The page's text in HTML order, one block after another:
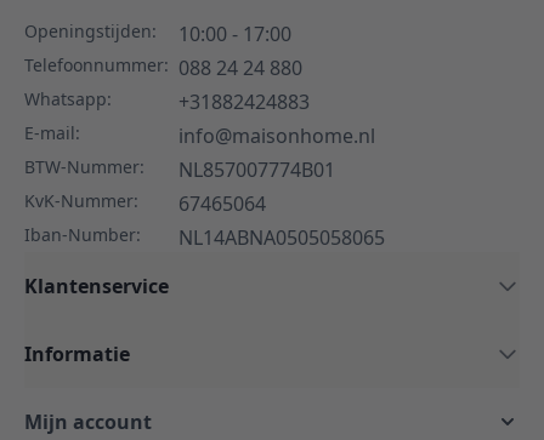
Openingstijden: 10:00 - 17:00
Telefoonnummer: 088 24 24 880
Whatsapp: +31882424883
E-mail: info@maisonhome.nl
BTW-Nummer: NL857007774B01
KvK-Nummer: 67465064
Iban-Number:
NL14ABNA0505058065
Klantenservice
Informatie
Mijn account